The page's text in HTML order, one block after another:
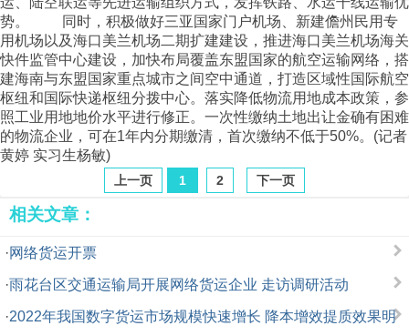
势。 同时，积极做好三亚国家门户机场、新建儋州民用专
用机场以及海口美兰机场二期扩建建设，推进海口美兰机场海关
快件监管中心建设，加快布局覆盖东盟国家的航空运输网络，搭
建海南与东盟国家重点城市之间空中通道，打造区域性国际航空
枢纽和国际快递枢纽分拨中心。落实降低物流用地成本政策，参
照工业用地地价水平进行修正。一次性缴纳土地出让金确有困难
的物流企业，可在1年内分期缴清，首次缴纳不低于50%。(记者
黄婷 实习生杨敏)
上一页 1 2 下一页
相关文章：
·网络货运开票
·雨花台区交通运输局开展网络货运企业 走访调研活动
·2022年我国数字货运市场规模快速增长 降本增效提质效果明